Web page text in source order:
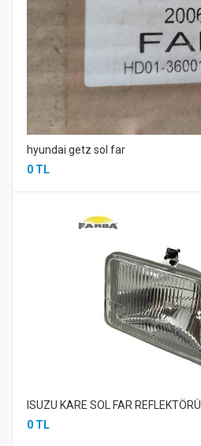
hyundai getz sol far
0 TL
ISUZU KARE SOL FAR REFLEKTÖRÜ
0 TL